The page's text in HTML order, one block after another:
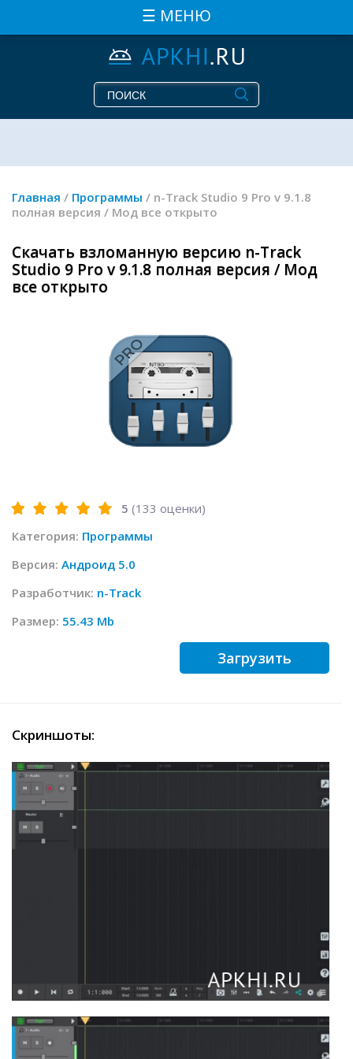
☰ МЕНЮ
Главная / Программы / n-Track Studio 9 Pro v 9.1.8
полная версия / Мод все открыто
Скачать взломанную версию n-Track
Studio 9 Pro v 9.1.8 полная версия / Мод
все открыто
5 (133 оценки)
Категория: Программы
Версия: Андроид 5.0
Разработчик: n-Track
Размер: 55.43 Mb
Загрузить
Скриншоты: